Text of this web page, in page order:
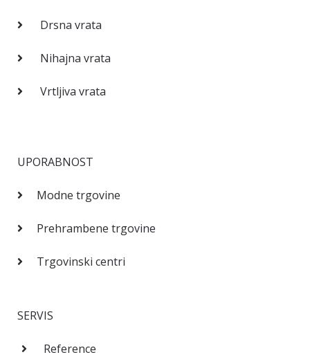
Drsna vrata
Nihajna vrata
Vrtljiva vrata
UPORABNOST
Modne trgovine
Prehrambene trgovine
Trgovinski centri
SERVIS
Reference